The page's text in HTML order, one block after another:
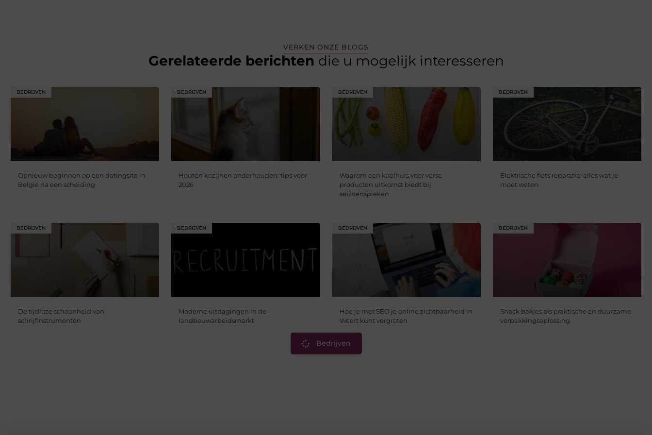
VERKEN ONZE BLOGS
Gerelateerde berichten die u mogelijk interesseren
BEDRIJVEN
Opnieuw beginnen op een datingsite in
België na een scheiding
BEDRIJVEN
Houten kozijnen onderhouden: tips voor
2026
BEDRIJVEN
Waarom een koelhuis voor verse
producten uitkomst biedt bij
seizoenspieken
BEDRIJVEN
Elektrische fiets reparatie: alles wat je
moet weten
BEDRIJVEN
De tijdloze schoonheid van
schrijfinstrumenten
BEDRIJVEN
Moderne uitdagingen in de
landbouwarbeidsmarkt
BEDRIJVEN
Hoe je met SEO je online zichtbaarheid in
Weert kunt vergroten
BEDRIJVEN
Snack bakjes als praktische en duurzame
verpakkingsoplossing
Bedrijven